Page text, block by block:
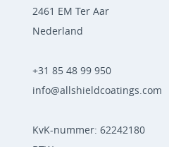
2461 EM Ter Aar
Nederland
+31 85 48 99 950
info@allshieldcoatings.com
KvK-nummer: 62242180